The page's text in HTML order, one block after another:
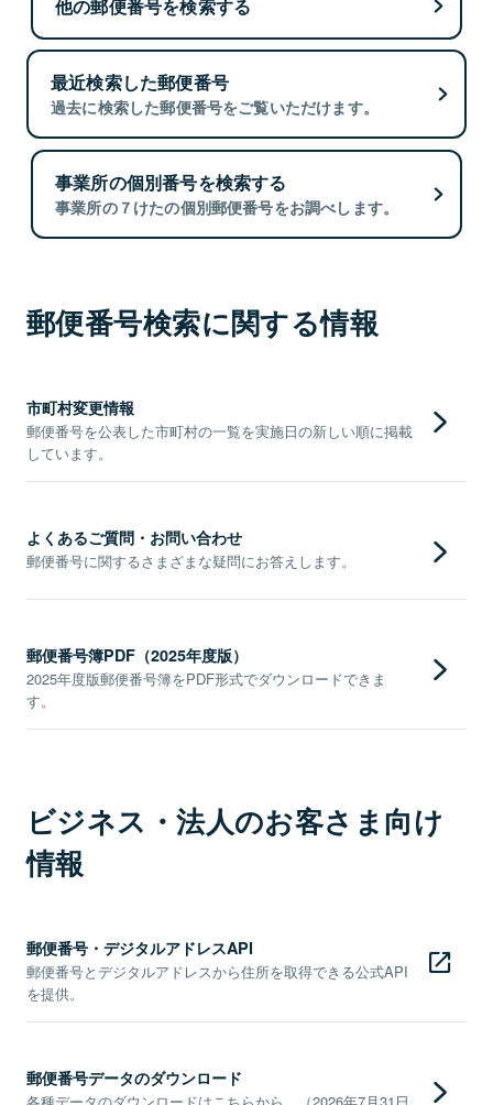
他の郵便番号を検索する
最近検索した郵便番号
過去に検索した郵便番号をご覧いただけます。
事業所の個別番号を検索する
事業所の７けたの個別郵便番号をお調べします。
郵便番号検索に関する情報
市町村変更情報
郵便番号を公表した市町村の一覧を実施日の新しい順に掲載
しています。
よくあるご質問・お問い合わせ
郵便番号に関するさまざまな疑問にお答えします。
郵便番号簿PDF（2025年度版）
2025年度版郵便番号簿をPDF形式でダウンロードできま
す。
ビジネス・法人のお客さま向け
情報
郵便番号・デジタルアドレスAPI
郵便番号とデジタルアドレスから住所を取得できる公式API
を提供。
郵便番号データのダウンロード